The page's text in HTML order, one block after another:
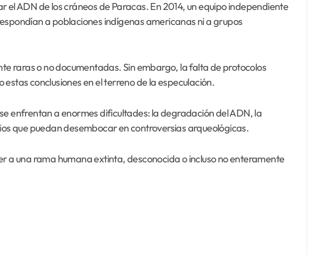
ADN de los cráneos de Paracas. En 2014, un equipo independiente
a poblaciones indígenas americanas ni a grupos
raras o no documentadas. Sin embargo, la falta de protocolos
conclusiones en el terreno de la especulación.
enfrentan a enormes dificultades: la degradación del ADN, la
que puedan desembocar en controversias arqueológicas.
a una rama humana extinta, desconocida o incluso no enteramente